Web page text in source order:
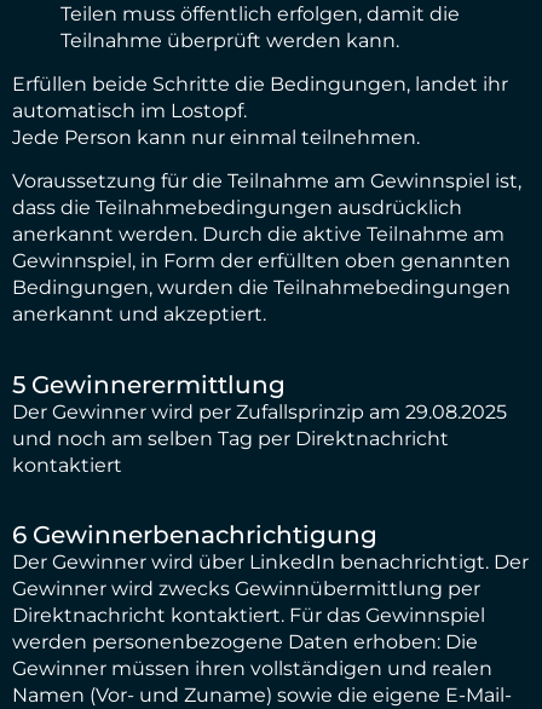
Teilen muss öffentlich erfolgen, damit die
Teilnahme überprüft werden kann.
Erfüllen beide Schritte die Bedingungen, landet ihr
automatisch im Lostopf.
Jede Person kann nur einmal teilnehmen.
Voraussetzung für die Teilnahme am Gewinnspiel ist,
dass die Teilnahmebedingungen ausdrücklich
anerkannt werden. Durch die aktive Teilnahme am
Gewinnspiel, in Form der erfüllten oben genannten
Bedingungen, wurden die Teilnahmebedingungen
anerkannt und akzeptiert.
5 Gewinnerermittlung
Der Gewinner wird per Zufallsprinzip am 29.08.2025
und noch am selben Tag per Direktnachricht
kontaktiert
6 Gewinnerbenachrichtigung
Der Gewinner wird über LinkedIn benachrichtigt. Der
Gewinner wird zwecks Gewinnübermittlung per
Direktnachricht kontaktiert. Für das Gewinnspiel
werden personenbezogene Daten erhoben: Die
Gewinner müssen ihren vollständigen und realen
Namen (Vor- und Zuname) sowie die eigene E-Mail-